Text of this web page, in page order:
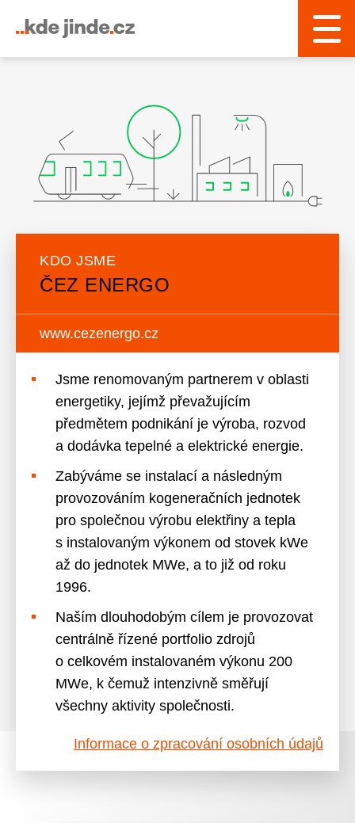
KDO JSME
ČEZ ENERGO
www.cezenergo.cz
Jsme renomovaným partnerem v oblasti
energetiky, jejímž převažujícím
předmětem podnikání je výroba, rozvod
a dodávka tepelné a elektrické energie.
Zabýváme se instalací a následným
provozováním kogeneračních jednotek
pro společnou výrobu elektřiny a tepla
s instalovaným výkonem od stovek kWe
až do jednotek MWe, a to již od roku
1996.
Naším dlouhodobým cílem je provozovat
centrálně řízené portfolio zdrojů
o celkovém instalovaném výkonu 200
MWe, k čemuž intenzivně směřují
všechny aktivity společnosti.
Informace o zpracování osobních údajů